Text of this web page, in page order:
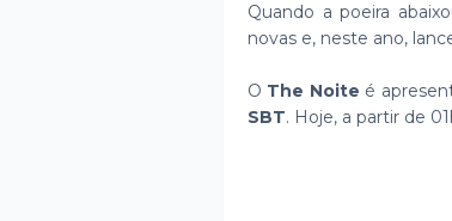
Quando a poeira
novas e, neste ano,
O The Noite é
SBT. Hoje, a partir de